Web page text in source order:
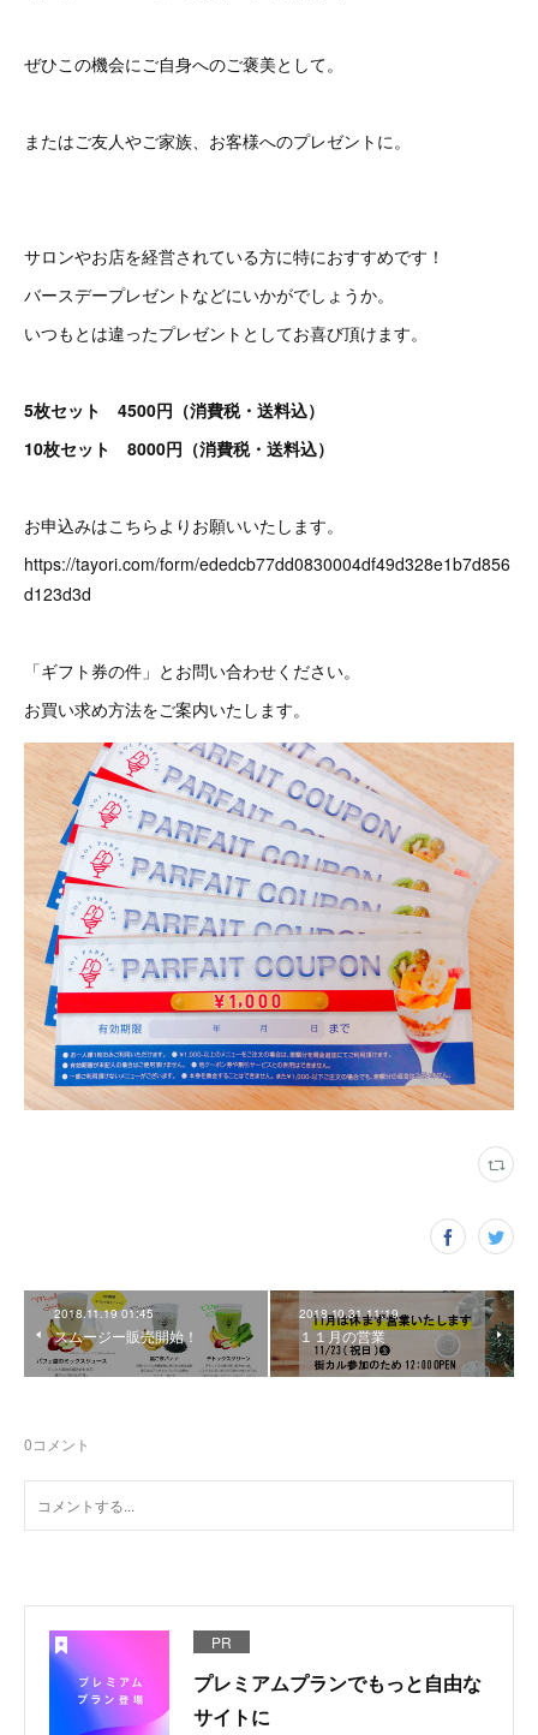
ぜひこの機会にご自身へのご褒美として。
またはご友人やご家族、お客様へのプレゼントに。
サロンやお店を経営されている方に特におすすめです！
バースデープレゼントなどにいかがでしょうか。
いつもとは違ったプレゼントとしてお喜び頂けます。
5枚セット 4500円（消費税・送料込）
10枚セット 8000円（消費税・送料込）
お申込みはこちらよりお願いいたします。
https://tayori.com/form/ededcb77dd0830004df49d328e1b7d856
d123d3d
「ギフト券の件」とお問い合わせください。
お買い求め方法をご案内いたします。
2018.11.19 01:45
スムージー販売開始！
2018.10.31 11:19
１１月の営業
0コメント
PR
プレミアムプランでもっと自由な
サイトに